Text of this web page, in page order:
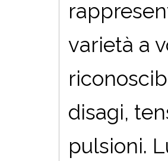
varietà a
disagi,
pulsioni.